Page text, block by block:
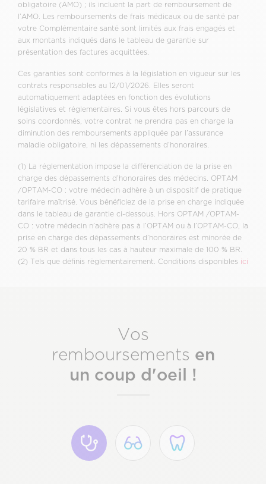
obligatoire (AMO) ; ils incluent la part de remboursement de
l’AMO. Les remboursements de frais médicaux ou de santé par
votre Complémentaire santé sont limités aux frais engagés et
aux montants indiqués dans le tableau de garantie sur
présentation des factures acquittées.
Ces garanties sont conformes à la législation en vigueur sur les
contrats responsables au 12/01/2026. Elles seront
automatiquement adaptées en fonction des évolutions
législatives et réglementaires. Si vous êtes hors parcours de
soins coordonnés, votre contrat ne prendra pas en charge la
diminution des remboursements appliquée par l’assurance
maladie obligatoire, ni les dépassements d’honoraires.
(1) La réglementation impose la différenciation de la prise en
charge des dépassements d’honoraires des médecins. OPTAM
/OPTAM-CO : votre médecin adhère à un dispositif de pratique
tarifaire maîtrisé. Vous bénéficiez de la prise en charge indiquée
dans le tableau de garantie ci-dessous. Hors OPTAM /OPTAM-
CO : votre médecin n’adhère pas à l’OPTAM ou à l’OPTAM-CO, la
prise en charge des dépassements d’honoraires est minorée de
20 % BR et dans tous les cas à hauteur maximale de 100 % BR.
(2) Tels que définis règlementairement. Conditions disponibles ici
Vos
remboursements en
un coup d'oeil !